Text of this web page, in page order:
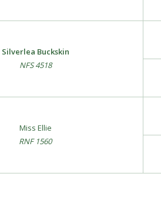
Silverlea Buckskin
NFS 4518
Miss Ellie
RNF 1560